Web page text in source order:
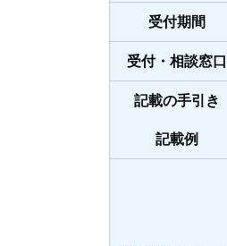
受付期間
受付・相談窓口
記載の手引き
記載例